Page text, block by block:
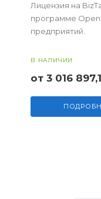
Лицензия на
программе
предприятий.
В НАЛИЧИИ
от 3 016